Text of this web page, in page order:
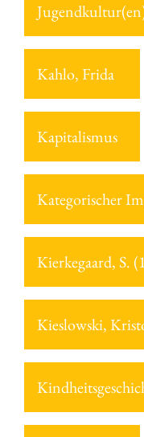
Kahlo, Frida
Kapitalismus
Kategorischer
Kierkegaard, S.
Kieslowski,